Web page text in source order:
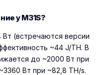
у M31S?
(встречаются версии
~44 J/TH. В
до ~2000 Вт при
Вт при ~82,8 TH/s.